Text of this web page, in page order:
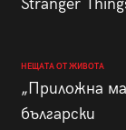
Stranger
НЕЩАТА ОТ ЖИВОТА
„Приложна
български